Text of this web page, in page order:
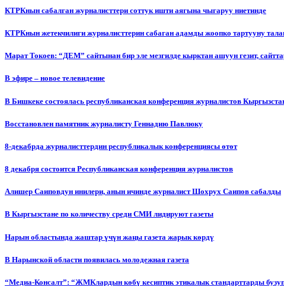
КТРКнын сабалган журналисттери соттук ишти аягына чыгаруу ниетинде
КТРКнын жетекчилиги журналисттерин сабаган адамды жоопко тартууну
Марат Токоев: “ДЕМ” сайтынан бир эле мезгилде кырктан ашуун гезит,
В эфире – новое телевидение
В Бишкеке состоялась республиканская конференция журналистов
Восстановлен памятник журналисту Геннадию Павлюку
8-декабрда журналисттердин республикалык конференциясы өтөт
8 декабря состоится Республиканская конференция журналистов
Алишер Саиповдун инилери, анын ичинде журналист Шохрух Саипов сабалды
В Кыргызстане по количеству среди СМИ лидируют газеты
Нарын областында жаштар үчүн жаңы газета жарык көрдү
В Нарынской области появилась молодежная газета
“Медиа-Консалт”: “ЖМКлардын көбү кесиптик этикалык стандарттарды